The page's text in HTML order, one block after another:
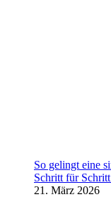
So gelingt eine
Schritt für
21. März 2026